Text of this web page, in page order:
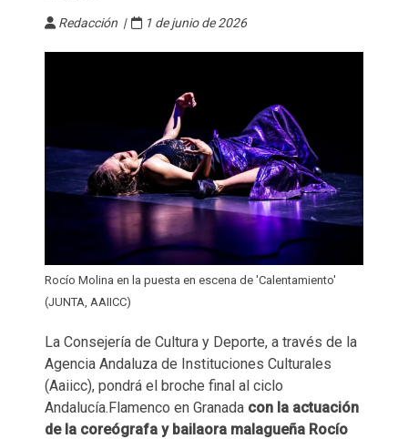
Redacción | 1 de junio de 2026
Rocío Molina en la puesta en escena de 'Calentamiento'
(JUNTA, AAIICC)
La Consejería de Cultura y Deporte, a través de la
Agencia Andaluza de Instituciones Culturales
(Aaiicc), pondrá el broche final al ciclo
Andalucía.Flamenco en Granada con la actuación
de la coreógrafa y bailaora malagueña Rocío